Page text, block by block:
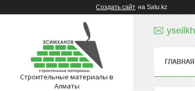
Создать сайт на Satu.kz
Строительные материалы в
Алматы
ГЛАВНАЯ